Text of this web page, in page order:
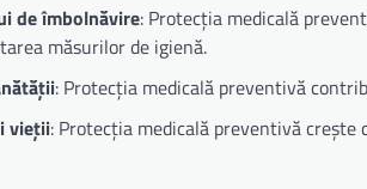
de îmbolnăvire: Protecția medicală
măsurilor de igienă.
: Protecția medicală preventivă
vieții: Protecția medicală preventivă